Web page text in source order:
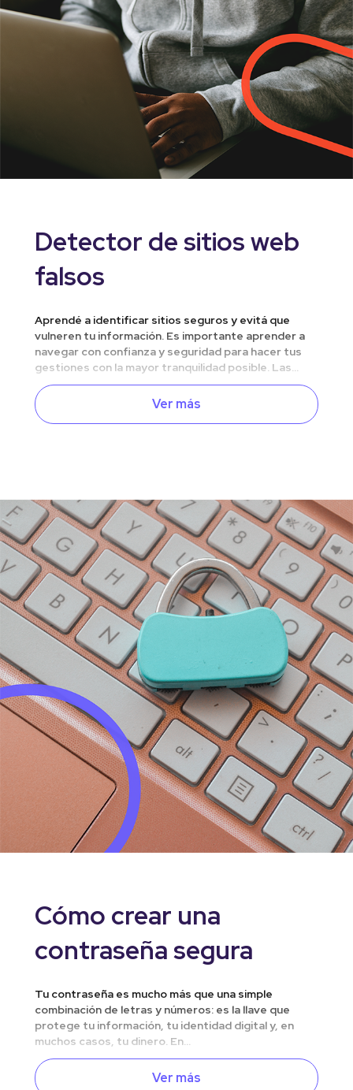
Detector de sitios web
falsos
Aprendé a identificar sitios seguros y evitá que
vulneren tu información. Es importante aprender a
navegar con confianza y seguridad para hacer tus
gestiones con la mayor tranquilidad posible. Las...
Ver más
Cómo crear una
contraseña segura
Tu contraseña es mucho más que una simple
combinación de letras y números: es la llave que
protege tu información, tu identidad digital y, en
muchos casos, tu dinero. En...
Ver más